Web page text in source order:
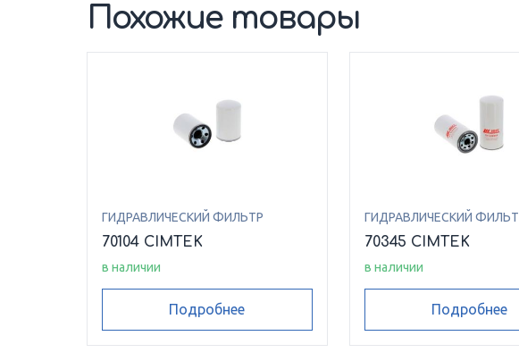
Похожие товары
ГИДРАВЛИЧЕСКИЙ ФИЛЬТР
70104 CIMTEK
в наличии
Подробнее
ГИДРАВЛИЧЕСКИЙ
70345 CIMTEK
в наличии
Подробнее